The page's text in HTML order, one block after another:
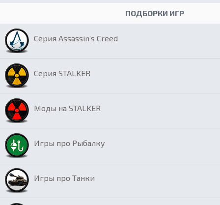
ПОДБОРКИ ИГР
Серия Assassin’s Creed
Серия STALKER
Моды на STALKER
Игры про Рыбалку
Игры про Танки